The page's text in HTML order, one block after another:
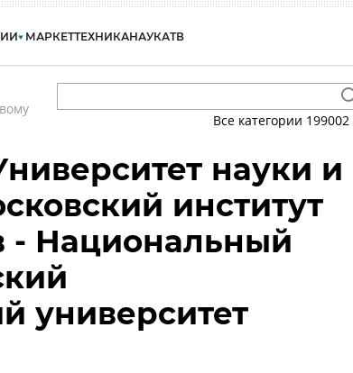
МАРКЕТТЕХНИКАНАУКАТВ
Все категории 199002
науки и
институт
- Национальный
университет